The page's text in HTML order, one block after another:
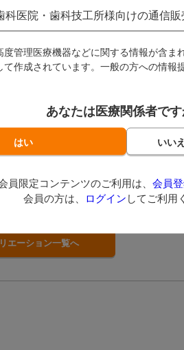
科医院・歯科技工所様向けの通信販
度管理医療機器などに関する情報が含ま
作成されています。一般の方への情報
あなたは医療関係者です
員限定コンテンツのご利用は、 会員
会員の方は、
ログイン してご利用
ペイント
ラー
税込）～
エーション一覧へ